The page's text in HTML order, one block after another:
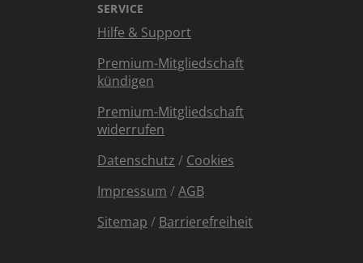
SERVICE
Hilfe & Support
Premium-Mitgliedschaft
kündigen
Premium-Mitgliedschaft
widerrufen
Datenschutz / Cookies
Impressum /AGB
Sitemap / Barrierefreiheit